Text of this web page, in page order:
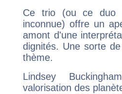
Ce trio (ou ce duo
inconnue) offre un
amont d'une
dignités. Une sorte
thème.
Lindsey
valorisation des